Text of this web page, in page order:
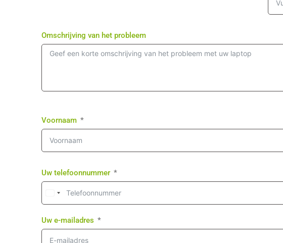
Omschrijving van het probleem
Voornaam
Uw telefoonnummer
Uw e-mailadres